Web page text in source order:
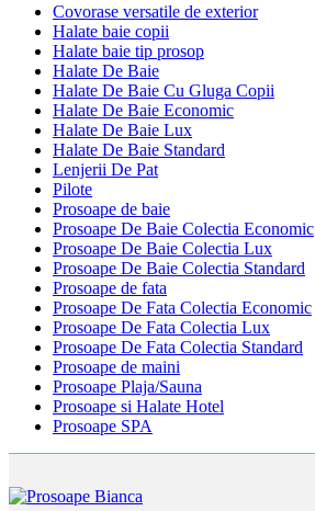
Covorase versatile de exterior
Halate baie copii
Halate baie tip prosop
Halate De Baie
Halate De Baie Cu Gluga Copii
Halate De Baie Economic
Halate De Baie Lux
Halate De Baie Standard
Lenjerii De Pat
Pilote
Prosoape de baie
Prosoape De Baie Colectia Economic
Prosoape De Baie Colectia Lux
Prosoape De Baie Colectia Standard
Prosoape de fata
Prosoape De Fata Colectia Economic
Prosoape De Fata Colectia Lux
Prosoape De Fata Colectia Standard
Prosoape de maini
Prosoape Plaja/Sauna
Prosoape si Halate Hotel
Prosoape SPA